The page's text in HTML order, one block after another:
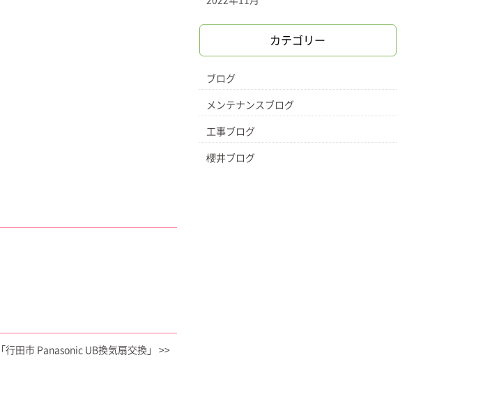
「行田市 Panasonic UB換気扇交換」 >>
カテゴリー
ブログ
メンテナンスブログ
工事ブログ
櫻井ブログ